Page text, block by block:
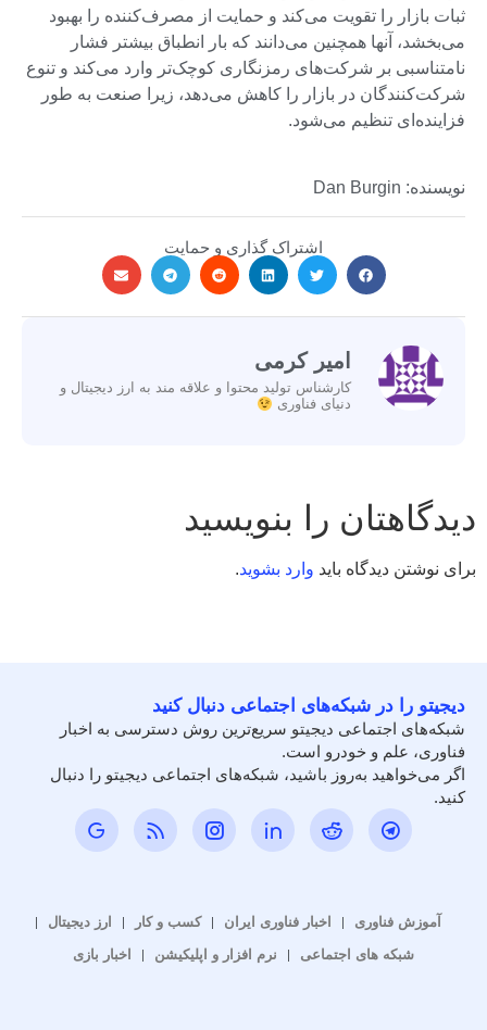
ثبات بازار را تقویت می‌کند و حمایت از مصرف‌کننده را بهبود
می‌بخشد، آنها همچنین می‌دانند که بار انطباق بیشتر فشار
نامتناسبی بر شرکت‌های رمزنگاری کوچک‌تر وارد می‌کند و تنوع
شرکت‌کنندگان در بازار را کاهش می‌دهد، زیرا صنعت به طور
فزاینده‌ای تنظیم می‌شود.
نویسنده: Dan Burgin
اشتراک گذاری و حمایت
امیر کرمی
کارشناس تولید محتوا و علاقه مند به ارز دیجیتال و
دنیای فناوری
دیدگاهتان را بنویسید
برای نوشتن دیدگاه باید وارد بشوید.
دیجیتو را در شبکه‌های اجتماعی دنبال کنید
شبکه‌های اجتماعی دیجیتو سریع‌ترین روش دسترسی به اخبار
فناوری، علم و خودرو است.
اگر می‌خواهید به‌روز باشید، شبکه‌های اجتماعی دیجیتو را دنبال
کنید.
آموزش فناوری اخبار فناوری ایران کسب و کار
ارز دیجیتال
شبکه های اجتماعی
نرم افزار و اپلیکیشن اخبار بازی